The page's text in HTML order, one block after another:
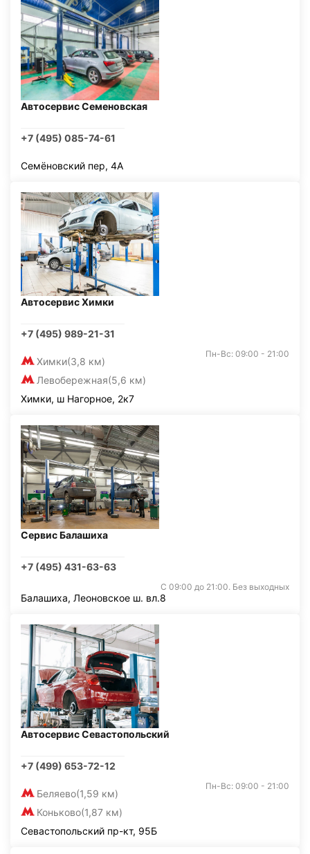
Автосервис Семеновская
+7 (495) 085-74-61
Семёновский пер, 4А
Автосервис Химки
+7 (495) 989-21-31
Химки(3,8 км)
Левобережная(5,6 км)
Пн-Вс: 09:00 - 21:00
Химки, ш Нагорное, 2к7
Сервис Балашиха
+7 (495) 431-63-63
С 09:00 до 21:00. Без выходных
Балашиха, Леоновское ш. вл.8
Автосервис Севастопольский
+7 (499) 653-72-12
Беляево(1,59 км)
Коньково(1,87 км)
Пн-Вс: 09:00 - 21:00
Севастопольский пр-кт, 95Б